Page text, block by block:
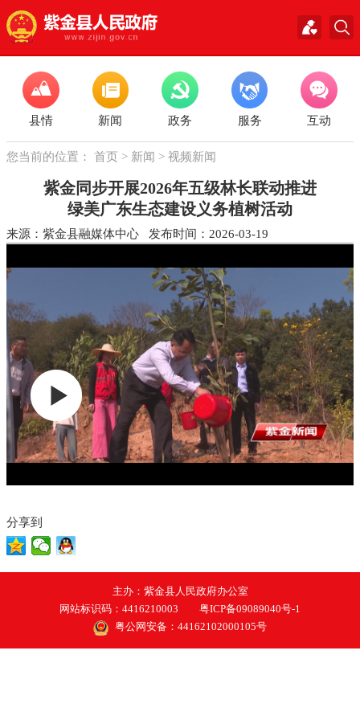
县情 新闻 政务 服务 互动
您当前的位置： 首页 > 新闻 > 视频新闻
紫金同步开展2026年五级林长联动推进
绿美广东生态建设义务植树活动
来源：紫金县融媒体中心 发布时间：2026-03-19
分享到
主办：紫金县人民政府办公室
网站标识码：4416210003
粤ICP备09089040号-1
粤公网安备：44162102000105号